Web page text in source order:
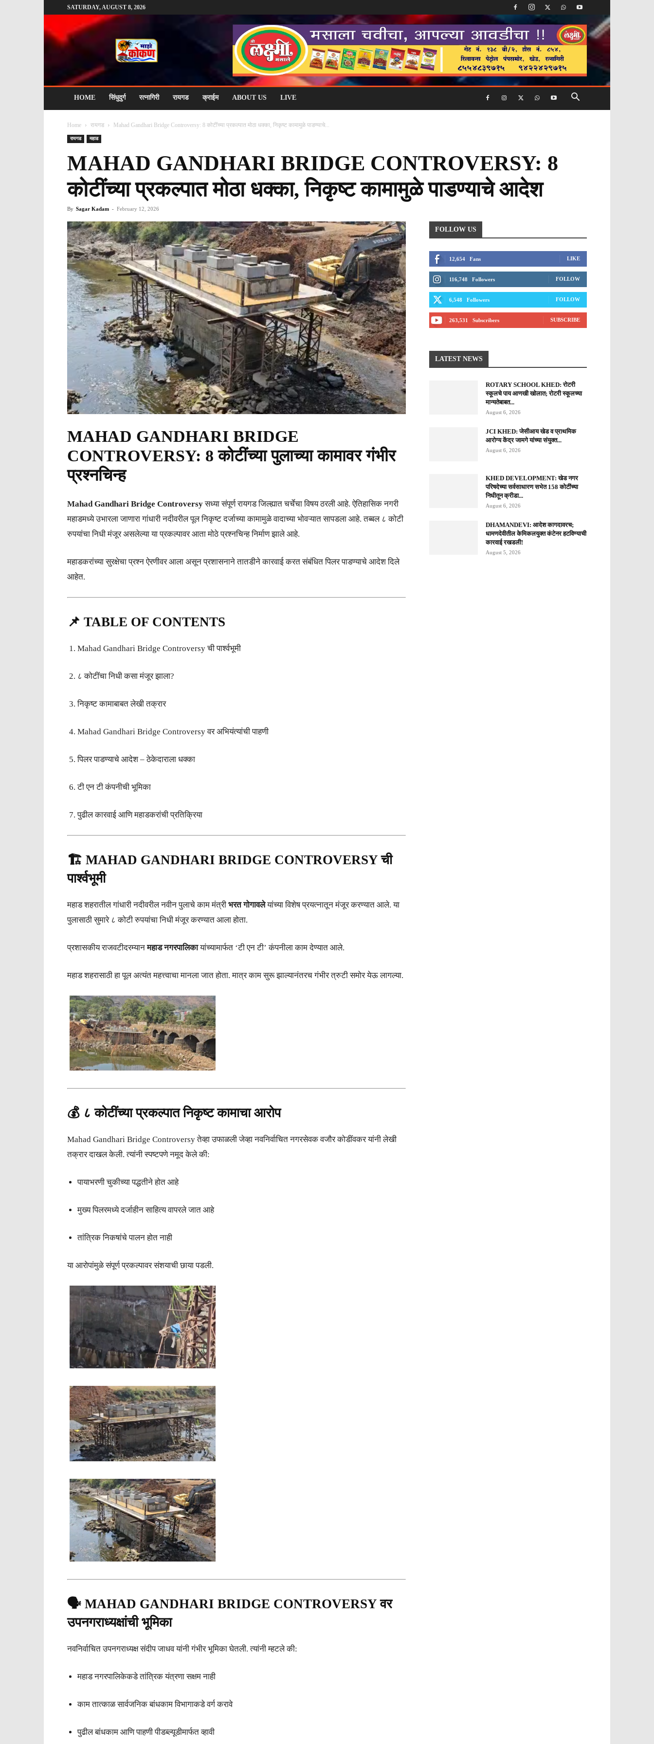
SATURDAY, AUGUST 8, 2026
माझे
कोकण
HOME सिंधुदुर्ग रत्नागिरी रायगड क्राईम ABOUT US LIVE
Home रायगड Mahad Gandhari Bridge Controversy: 8 कोटींच्या प्रकल्पात मोठा धक्का, निकृष्ट कामामुळे पाडण्याचे...
रायगड महाड
MAHAD GANDHARI BRIDGE CONTROVERSY: 8
कोटींच्या प्रकल्पात मोठा धक्का, निकृष्ट कामामुळे पाडण्याचे आदेश
By Sagar Kadam - February 12, 2026
MAHAD GANDHARI BRIDGE
CONTROVERSY: 8 कोटींच्या पुलाच्या कामावर गंभीर
प्रश्नचिन्ह
Mahad Gandhari Bridge Controversyसध्या संपूर्ण रायगड जिल्ह्यात चर्चेचा विषय ठरली आहे. ऐतिहासिक नगरी
महाडमध्ये उभारला जाणारा गांधारी नदीवरील पूल निकृष्ट दर्जाच्या कामामुळे वादाच्या भोवऱ्यात सापडला आहे. तब्बल ८ कोटी
रुपयांचा निधी मंजूर असलेल्या या प्रकल्पावर आता मोठे प्रश्नचिन्ह निर्माण झाले आहे.
महाडकरांच्या सुरक्षेचा प्रश्न ऐरणीवर आला असून प्रशासनाने तातडीने कारवाई करत संबंधित पिलर पाडण्याचे आदेश दिले
आहेत.
📌 TABLE OF CONTENTS
Mahad Gandhari Bridge Controversy ची पार्श्वभूमी
८ कोटींचा निधी कसा मंजूर झाला?
निकृष्ट कामाबाबत लेखी तक्रार
Mahad Gandhari Bridge Controversy वर अभियंत्यांची पाहणी
पिलर पाडण्याचे आदेश – ठेकेदाराला धक्का
टी एन टी कंपनीची भूमिका
पुढील कारवाई आणि महाडकरांची प्रतिक्रिया
🏗️ MAHAD GANDHARI BRIDGE CONTROVERSY ची
पार्श्वभूमी
महाड शहरातील गांधारी नदीवरील नवीन पुलाचे काम मंत्री भरत गोगावलेयांच्या विशेष प्रयत्नातून मंजूर करण्यात आले. या
पुलासाठी सुमारे ८ कोटी रुपयांचा निधी मंजूर करण्यात आला होता.
प्रशासकीय राजवटीदरम्यानमहाड नगरपालिकायांच्यामार्फत ‘टी एन टी’ कंपनीला काम देण्यात आले.
महाड शहरासाठी हा पूल अत्यंत महत्त्वाचा मानला जात होता. मात्र काम सुरू झाल्यानंतरच गंभीर त्रुटी समोर येऊ लागल्या.
💰 ८ कोटींच्या प्रकल्पात निकृष्ट कामाचा आरोप
Mahad Gandhari Bridge Controversy तेव्हा उफाळली जेव्हा नवनिर्वाचित नगरसेवक वजौर कोडींवकर यांनी लेखी
तक्रार दाखल केली. त्यांनी स्पष्टपणे नमूद केले की:
पायाभरणी चुकीच्या पद्धतीने होत आहे
मुख्य पिलरमध्ये दर्जाहीन साहित्य वापरले जात आहे
तांत्रिक निकषांचे पालन होत नाही
या आरोपांमुळे संपूर्ण प्रकल्पावर संशयाची छाया पडली.
🗣️ MAHAD GANDHARI BRIDGE CONTROVERSY वर
उपनगराध्यक्षांची भूमिका
नवनिर्वाचित उपनगराध्यक्ष संदीप जाधव यांनी गंभीर भूमिका घेतली. त्यांनी म्हटले की:
महाड नगरपालिकेकडे तांत्रिक यंत्रणा सक्षम नाही
काम तात्काळ सार्वजनिक बांधकाम विभागाकडे वर्ग करावे
पुढील बांधकाम आणि पाहणी पीडब्ल्यूडीमार्फत व्हावी
FOLLOW US
12,654 Fans LIKE
116,748 Followers FOLLOW
6,548 Followers FOLLOW
263,531 Subscribers SUBSCRIBE
LATEST NEWS
ROTARY SCHOOL KHED: रोटरी
स्कूलचे पाय आणखी खोलात; रोटरी स्कूलच्या
मान्यतेबाबत...
August 6, 2026
JCI KHED: जेसीआय खेड व प्राथमिक
आरोग्य केंद्र जामगे यांच्या संयुक्त...
August 6, 2026
KHED DEVELOPMENT: खेड नगर
परिषदेच्या सर्वसाधारण सभेत 158 कोटींच्या
निधीतून क्रीडा...
August 6, 2026
DHAMANDEVI: आदेश कागदावरच;
धामणदेवीतील केमिकलयुक्त कंटेनर हटविण्याची
कारवाई रखडली!
August 5, 2026